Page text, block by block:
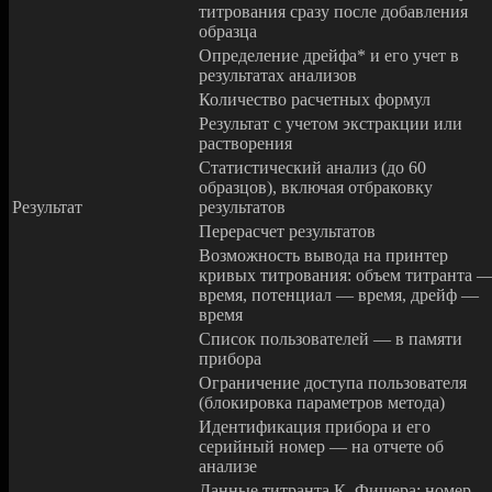
титрования сразу после добавления
образца
Определение дрейфа* и его учет в
результатах анализов
Результат
Количество расчетных формул
Результат с учетом экстракции или
растворения
Статистический анализ (до 60
образцов), включая отбраковку
результатов
Перерасчет результатов
Возможность вывода на принтер
кривых титрования: объем титранта
время, потенциал — время, дрейф —
время
Список пользователей — в памяти
прибора
Ограничение доступа пользователя
(блокировка параметров метода)
Идентификация прибора и его
серийный номер — на отчете об
анализе